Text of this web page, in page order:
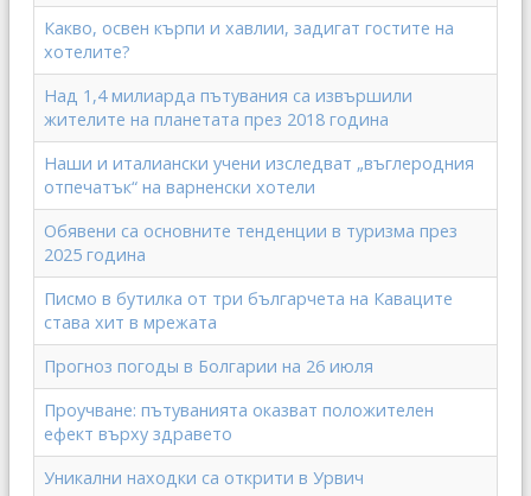
Какво, освен кърпи и хавлии, задигат гостите на
хотелите?
Над 1,4 милиарда пътувания са извършили
жителите на планетата през 2018 година
Наши и италиански учени изследват „въглеродния
отпечатък“ на варненски хотели
Обявени са основните тенденции в туризма през
2025 година
Писмо в бутилка от три българчета на Каваците
става хит в мрежата
Прогноз погоды в Болгарии на 26 июля
Проучване: пътуванията оказват положителен
ефект върху здравето
Уникални находки са открити в Урвич